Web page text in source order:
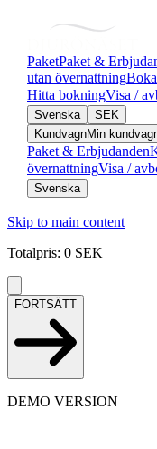
PaketPaket &
utan övernattning
Hitta bokningVisa /
Svenska
SEK
KundvagnMin
Paket & Erbjudanden
övernattningVisa /
Svenska
Skip to main content
Totalpris: 0 SEK
FORTSÄTT
DEMO VERSION